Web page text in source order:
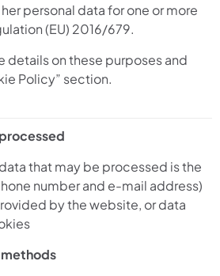
personal data for one or more
(EU) 2016/679.
details on these purposes and
Policy” section.
that may be processed is the
number and e-mail address)
by the website, or data